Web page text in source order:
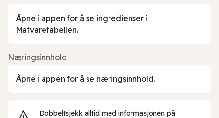
Åpne i appen for å se ingredienser i
Matvaretabellen.
Næringsinnhold
Åpne i appen for å se næringsinnhold.
Dobbeltsjekk alltid med informasjonen på